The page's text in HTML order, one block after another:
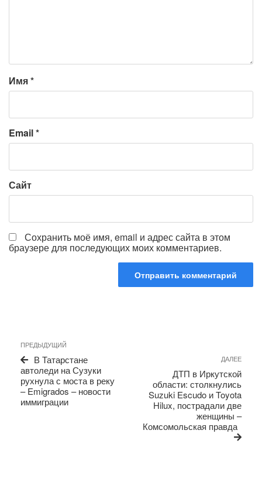
Имя*
Email*
Сайт
Сохранить моё имя, email и адрес сайта в этом
браузере для последующих моих комментариев.
по
записям
Предыдущая
запись
ПРЕДЫДУЩИЙ
В Татарстане
автоледи на Сузуки
рухнула с моста в реку
– Emigrados – новости
иммиграции
ДАЛЕЕ
ДТП в Иркутской
области: столкнулись
Suzuki Escudo и Toyota
Hilux, пострадали две
женщины –
Комсомольская правда